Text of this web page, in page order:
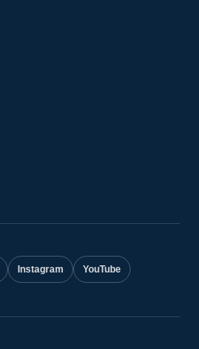
Instagram YouTube